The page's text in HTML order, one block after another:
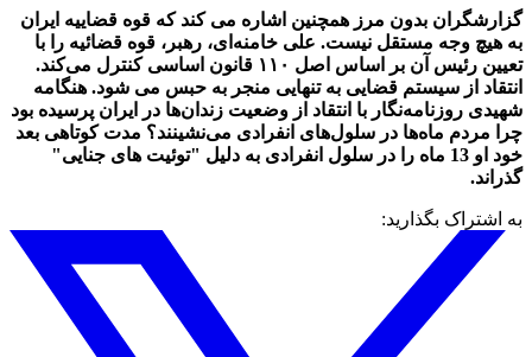
گزارشگران بدون مرز همچنین اشاره می کند که قوه قضاییه ایران
به هیچ وجه مستقل نیست. علی خامنه‌ای، رهبر، قوه قضائیه را با
تعیین رئیس آن بر اساس اصل ۱۱۰ قانون اساسی کنترل می‌کند.
انتقاد از سیستم قضایی به تنهایی منجر به حبس می شود. هنگامه
شهیدی روزنامه‌نگار با انتقاد از وضعیت زندان‌ها در ایران پرسیده بود
چرا مردم ماه‌ها در سلول‌های انفرادی می‌نشینند؟ مدت کوتاهی بعد
خود او 13 ماه را در سلول انفرادی به دلیل "توئیت های جنایی"
گذراند.
به اشتراک بگذارید: